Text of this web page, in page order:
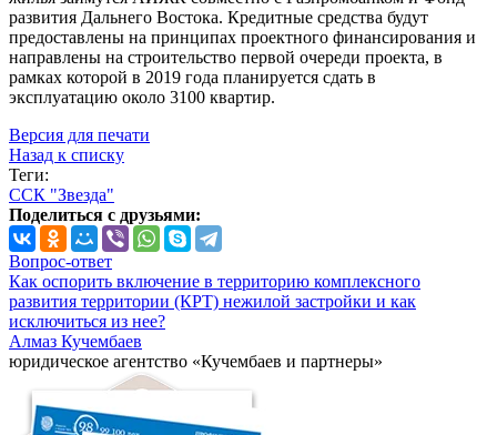
развития Дальнего Востока. Кредитные средства будут
предоставлены на принципах проектного финансирования и
направлены на строительство первой очереди проекта, в
рамках которой в 2019 года планируется сдать в
эксплуатацию около 3100 квартир.
Версия для печати
Назад к списку
Теги:
ССК "Звезда"
Поделиться с друзьями:
Вопрос-ответ
Как оспорить включение в территорию комплексного
развития территории (КРТ) нежилой застройки и как
исключиться из нее?
Алмаз Кучембаев
юридическое агентство «Кучембаев и партнеры»